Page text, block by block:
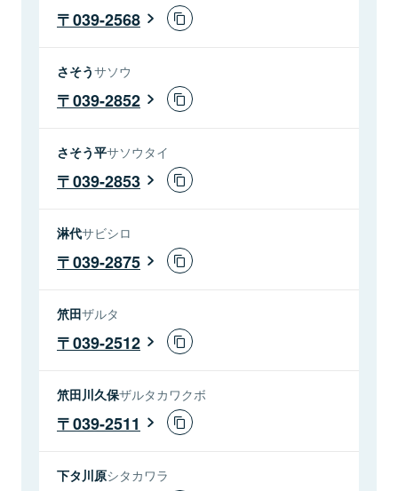
039-2568
さそうサソウ
039-2852
さそう平サソウタイ
039-2853
淋代サビシロ
039-2875
笊田ザルタ
039-2512
笊田川久保ザルタカワクボ
039-2511
下タ川原シタカワラ